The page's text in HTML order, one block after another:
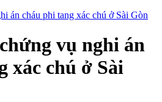
vụ nghi án
xác chú ở Sài